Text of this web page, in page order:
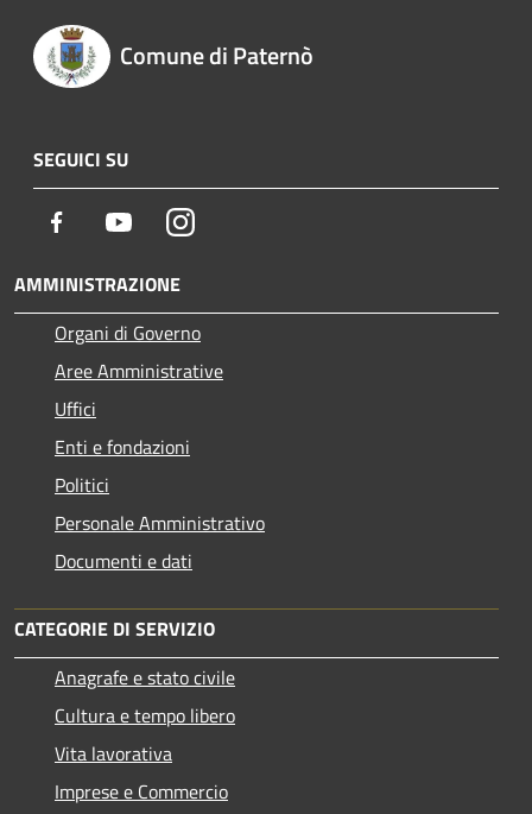
Comune di Paternò
SEGUICI SU
Facebook YoutubeInstagram
AMMINISTRAZIONE
Organi di Governo
Aree Amministrative
Uffici
Enti e fondazioni
Politici
Personale Amministrativo
Documenti e dati
CATEGORIE DI SERVIZIO
Anagrafe e stato civile
Cultura e tempo libero
Vita lavorativa
Imprese e Commercio